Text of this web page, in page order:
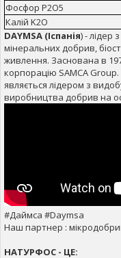
Фосфор P2O5
Калій K2O
DAYMSA (Іспанія) - лідер
мінеральних добрив,
живлення. Заснована в
корпорацію SAMCA
являється лідером з
виробництва добрив на
#Даймса #Daymsa
Наш партнер :
НАТУРФОС - ЦЕ: